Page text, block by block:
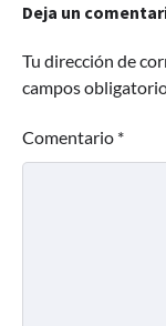
Deja un
Tu dirección de
campos
Comentario *